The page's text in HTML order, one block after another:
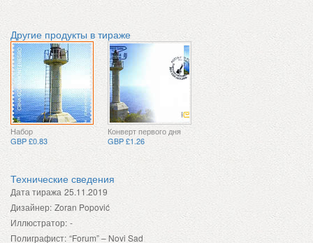
Другие продукты в тираже
Набор
GBP £0.83
Конверт первого дня
GBP £1.26
Технические сведения
Дата тиража 25.11.2019
Дизайнер: Zoran Popović
Иллюстратор: -
Полиграфист: “Forum” – Novi Sad